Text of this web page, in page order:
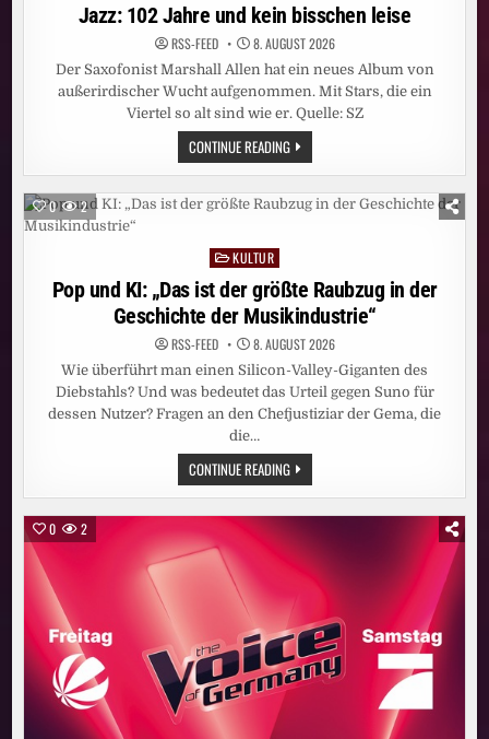
Jazz: 102 Jahre und kein bisschen leise
RSS-FEED 8. AUGUST 2026
Der Saxofonist Marshall Allen hat ein neues Album von
außerirdischer Wucht aufgenommen. Mit Stars, die ein
Viertel so alt sind wie er. Quelle: SZ
CONTINUE READINGJAZZ:
102
JAHRE
UND
KEIN
BISSCHEN
0 2
Posted
in
KULTUR
Pop und KI: „Das ist der größte Raubzug in der
Geschichte der Musikindustrie“
RSS-FEED 8. AUGUST 2026
Wie überführt man einen Silicon-Valley-Giganten des
Diebstahls? Und was bedeutet das Urteil gegen Suno für
dessen Nutzer? Fragen an den Chefjustiziar der Gema, die
die…
CONTINUE READINGPOP
UND
KI:
„DAS
IST
DER
GRÖSSTE R
AUBZUG I
ER G
ESCHICHTE D
ER M
USIKINDUSTRIE“
0 2